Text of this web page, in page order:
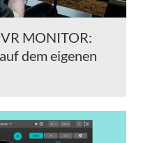
MONITOR:
dem eigenen